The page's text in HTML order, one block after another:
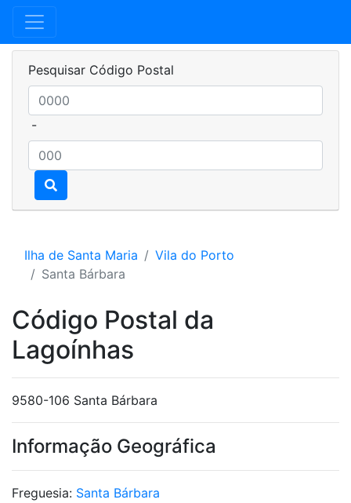
Pesquisar Código Postal
-
Ilha de Santa Maria
Vila do Porto
Santa Bárbara
Código Postal da
Lagoínhas
9580-106 Santa Bárbara
Informação Geográfica
Freguesia: Santa Bárbara